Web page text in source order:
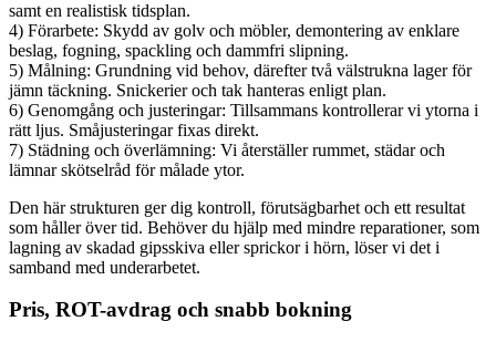
samt en realistisk tidsplan.
4) Förarbete: Skydd av golv och möbler, demontering av enklare
beslag, fogning, spackling och dammfri slipning.
5) Målning: Grundning vid behov, därefter två välstrukna lager för
jämn täckning. Snickerier och tak hanteras enligt plan.
6) Genomgång och justeringar: Tillsammans kontrollerar vi ytorna i
rätt ljus. Småjusteringar fixas direkt.
7) Städning och överlämning: Vi återställer rummet, städar och
lämnar skötselråd för målade ytor.
Den här strukturen ger dig kontroll, förutsägbarhet och ett resultat
som håller över tid. Behöver du hjälp med mindre reparationer, som
lagning av skadad gipsskiva eller sprickor i hörn, löser vi det i
samband med underarbetet.
Pris, ROT-avdrag och snabb bokning